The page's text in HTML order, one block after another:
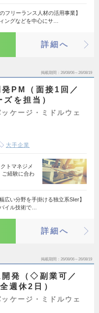
フリーランス人材の活用事業】
ングなどを中心にサ…
詳細へ
掲載期間 26/08/06～26/08/19
発PM（面接1回／
を担当）
ケージ・ミドルウェ
大手企業
トマネジメ
ご経験に合わ
広い分野を手掛ける独立系SIer】
イル技術で…
詳細へ
掲載期間 26/08/06～26/08/19
発（◇副業可／
週休2日）
ケージ・ミドルウェ